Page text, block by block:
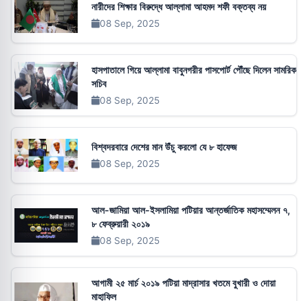
নারীদের শিক্ষার বিরুদ্ধে আল্লামা আহমদ শফী বক্তব্য নয়
08 Sep, 2025
হাসপাতালে গিয়ে আল্লামা বাবুনগরীর পাসপোর্ট পৌঁছে দিলেন সামরিক
সচিব
08 Sep, 2025
বিশ্বদরবারে দেশের মান উঁচু করলো যে ৮ হাফেজ
08 Sep, 2025
আল-জামিয়া আল-ইসলামিয়া পটিয়ার আন্তর্জাতিক মহাসম্মেলন ৭,
৮ ফেব্রুয়ারী ২০১৯
08 Sep, 2025
আগামী ২৫ মার্চ ২০১৯ পটিয়া মাদ্রাসার খতমে বুখারী ও দোয়া
মাহাফিল